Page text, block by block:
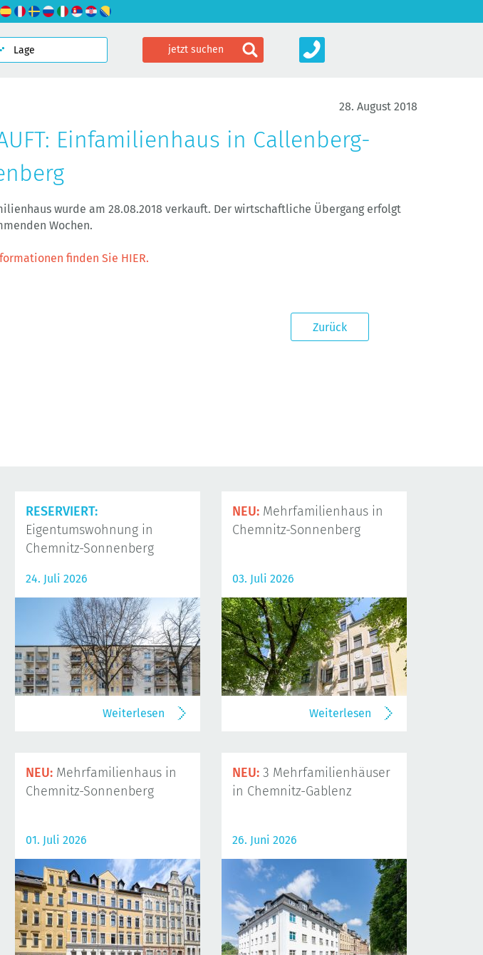
28. August 2018
Einfamilienhaus in Callenberg-
wurde am 28.08.2018 verkauft. Der wirtschaftliche Übergang erfolgt
Wochen.
finden Sie HIER.
Zurück
RESERVIERT:
Eigentumswohnung in
Chemnitz-Sonnenberg
24. Juli 2026
Weiterlesen
NEU: Mehrfamilienhaus in
Chemnitz-Sonnenberg
03. Juli 2026
Weiterlesen
NEU: Mehrfamilienhaus in
Chemnitz-Sonnenberg
01. Juli 2026
NEU: 3 Mehrfamilienhäuser
in Chemnitz-Gablenz
26. Juni 2026